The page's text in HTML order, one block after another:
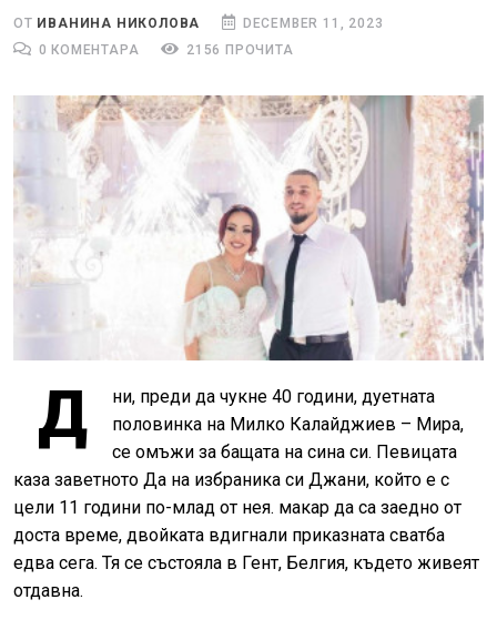
ОТ ИВАНИНА НИКОЛОВА
DECEMBER 11, 2023
0 КОМЕНТАРА
2156 ПРОЧИТА
Д
ни, преди да чукне 40 години, дуетната
половинка на Милко Калайджиев – Мира,
се омъжи за бащата на сина си. Певицата
каза заветното Да на избраника си Джани, който е с
цели 11 години по-млад от нея. макар да са заедно от
доста време, двойката вдигнали приказната сватба
едва сега. Тя се състояла в Гент, Белгия, където живеят
отдавна.